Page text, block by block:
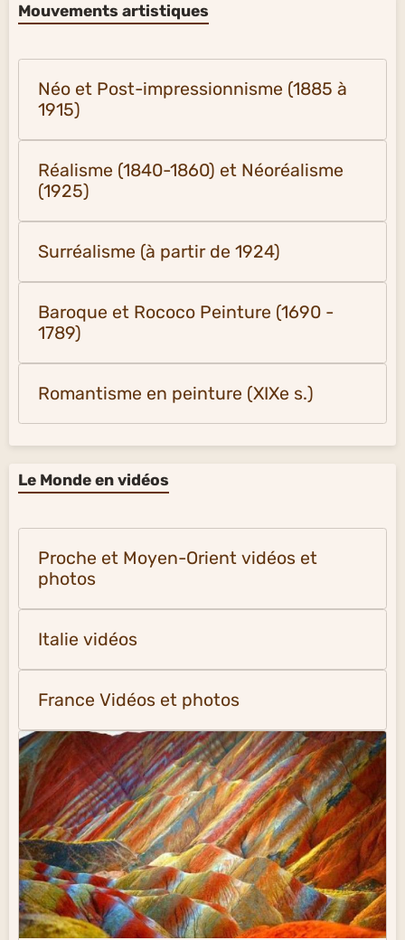
Mouvements artistiques
Néo et Post-impressionnisme (1885 à
1915)
Réalisme (1840-1860) et Néoréalisme
(1925)
Surréalisme (à partir de 1924)
Baroque et Rococo Peinture (1690 -
1789)
Romantisme en peinture (XIXe s.)
Le Monde en vidéos
Proche et Moyen-Orient vidéos et
photos
Italie vidéos
France Vidéos et photos